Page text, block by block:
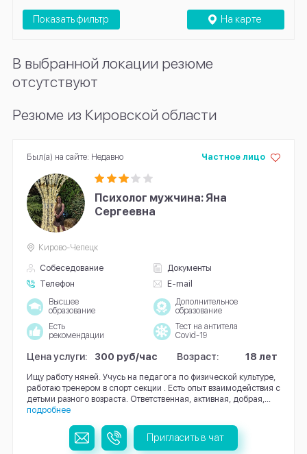
На карте
Показать фильтр
В выбранной локации резюме
отсутствуют
Резюме из Кировской области
Психолог мужчина: Яна
Сергеевна
Собеседование
Документы
Телефон
E-mail
Частное лицо
Кирово-Чепецк
Высшее
образование
Дополнительное
образование
Есть
рекомендации
Тест на антитела
Covid-19
Цена услуги: 300 руб/час Возраст: 18 лет
Ищу работу няней. Учусь на педагога по физической культуре,
работаю тренером в спорт секции . Есть опыт взаимодействия с
детьми разного возраста. Ответственная, активная, добрая,...
подробнее
Был(а) на сайте: Недавно
Пригласить в чат